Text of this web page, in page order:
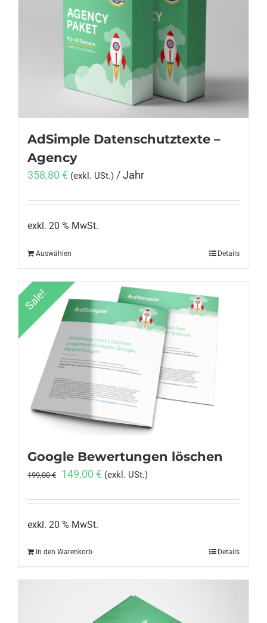
AdSimple Datenschutztexte –
Agency
358,80 € (exkl. USt.) / Jahr
exkl. 20 % MwSt.
Auswählen Details
Sale!
Google Bewertungen löschen
199,00€
Ursprünglicher
war:
199,00 €
149,00 €Aktueller
ist:
(exkl. USt.)
exkl. 20 % MwSt.
In den Warenkorb Details